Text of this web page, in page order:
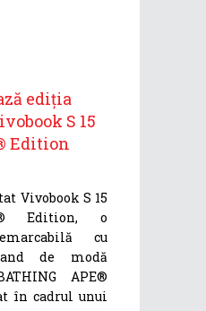
ediția
S 15
Edition
Vivobook S 15
Edition, o
cu
de modă
APE®
în cadrul unui